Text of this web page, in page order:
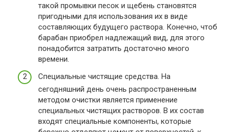
такой промывки песок и щебень становятся
пригодными для использования их в виде
составляющих будущего раствора. Конечно, чтоб
барабан приобрел надлежащий вид, для этого
понадобится затратить достаточно много
времени.
Специальные чистящие средства. На
сегодняшний день очень распространенным
методом очистки является применение
специальных чистящих растворов. В их состав
входят специальные компоненты, которые